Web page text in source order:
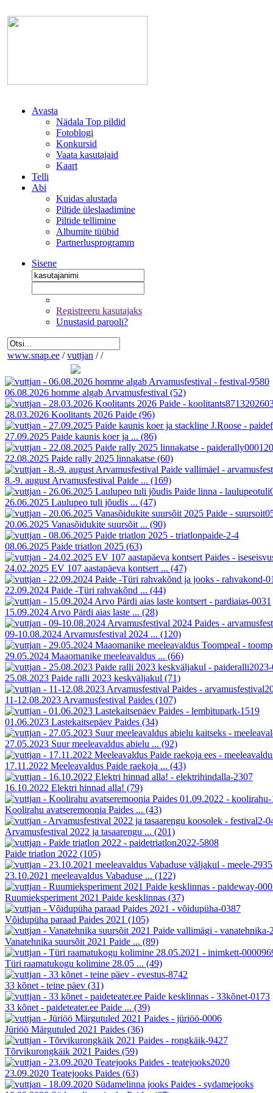
Avasta
Nädala Top pildid
Fotoblogi
Konkursid
Vaata kasutajaid
Kaart
Telli
Abi
Kuidas alustada
Piltide üleslaadimine
Piltide tellimine
Albumite tüübid
Partnerlusprogramm
Sisene
Registreeru kasutajaks
Unustasid parooli?
www.snap.ee / vuttjan / /
06.08.2026 homme algab Arvamusfestival (52)
28.03.2026 Koolitants 2026 Paide (96)
27.09.2025 Paide kaunis koer ja ... (86)
22.08.2025 Paide rally 2025 linnakatse (60)
8.-9. august Arvamusfestival Paide ... (169)
26.06.2025 Laulupeo tuli jõudis ... (47)
20.06.2025 Vanasõidukite suursõit ... (90)
08.06.2025 Paide triatlon 2025 (63)
24.02.2025 EV 107 aastapäeva kontsert ... (47)
22.09.2024 Paide -Türi rahvakõnd ... (44)
15.09.2024 Arvo Pärdi aias laste ... (28)
09-10.08.2024 Arvamusfestival 2024 ... (120)
29.05.2024 Maaomanike meeleavaldus ... (66)
25.08.2023 Paide ralli 2023 keskväljakul (71)
11-12.08.2023 Arvamusfestival Paides (107)
01.06.2023 Lastekaitsepäev Paides (34)
27.05.2023 Suur meeleavaldus abielu ... (92)
17.11.2022 Meeleavaldus Paide raekoja ... (43)
16.10.2022 Elektri hinnad alla! (79)
Koolirahu avatseremoonia Paides ... (43)
Arvamusfestival 2022 ja tasaarengu ... (201)
Paide triatlon 2022 (105)
23.10.2021 meeleavaldus Vabaduse ... (122)
Ruumieksperiment 2021 Paide kesklinnas (37)
Võidupüha paraad Paides 2021 (105)
Vanatehnika suursõit 2021 Paide ... (89)
Türi raamatukogu kolimine 28.05 ... (49)
33 kõnet - teine päev (31)
33 kõnet - paideteater.ee Paide ... (39)
Jüriöö Märgutuled 2021 Paides (36)
Tõrvikurongkäik 2021 Paides (59)
23.09.2020 Teatejooks Paides (63)